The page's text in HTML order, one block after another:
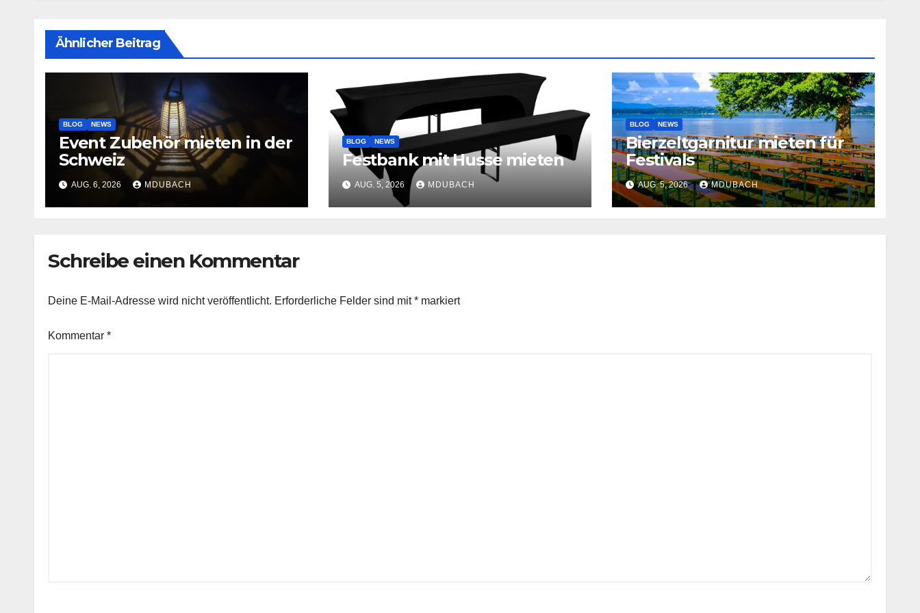
Ähnlicher Beitrag
BLOG NEWS
Event Zubehör mieten in der
Schweiz
AUG. 6, 2026 MDUBACH
BLOG NEWS
Festbank mit Husse mieten
AUG. 5, 2026 MDUBACH
BLOG NEWS
Bierzeltgarnitur mieten für
Festivals
AUG. 5, 2026 MDUBACH
Schreibe einen Kommentar
Deine E-Mail-Adresse wird nicht veröffentlicht. Erforderliche Felder sind mit* markiert
Kommentar *